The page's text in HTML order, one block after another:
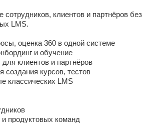
сотрудников, клиентов и партнёров без
LMS.
оценка 360 в одной системе
и обучение
клиентов и партнёров
создания курсов, тестов
классических LMS
продуктовых команд